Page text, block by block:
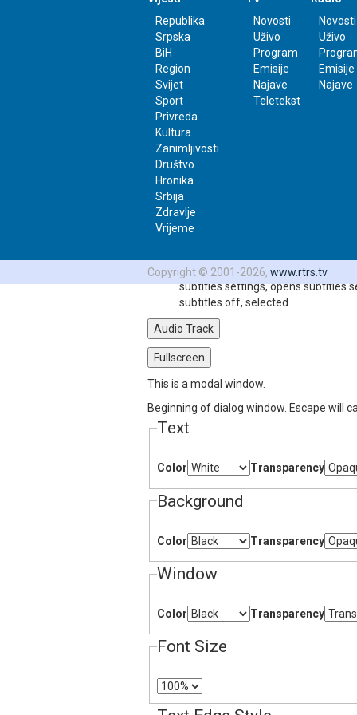
0:00
0:48
Loaded
Progress
Stream Type
-0:48
Playback Rate
1x
Chapters
Chapters
Descriptions
Subtitles
subtitles settings, opens subtitles
subtitles off, selected
Audio Track
Fullscreen
This is a modal window.
Beginning of dialog window. Escape will
Text
Color Transparency
Background
Color Transparency
Window
Color Transparency
Font Size
Republika
Srpska
BiH
Region
Svijet
Sport
Privreda
Kultura
Zanimljivosti
Društvo
Hronika
Srbija
Zdravlje
Vrijeme
Novosti
Uživo
Program
Emisije
Najave
Teletekst
Novosti
Uživo
Emisije
Najave
Copyright © 2001-2026, www.rtrs.tv